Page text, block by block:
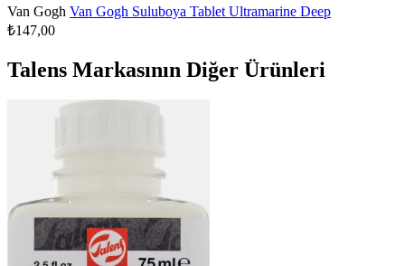
Van Gogh Van Gogh Suluboya Tablet Ultramarine Deep
₺147,00
Talens Markasının Diğer Ürünleri